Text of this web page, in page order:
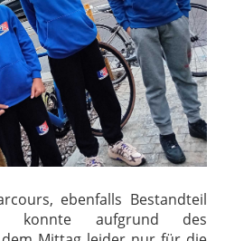
ebenfalls Bestandteil
konnte aufgrund des